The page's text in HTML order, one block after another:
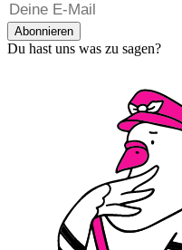
Abonnieren
Du hast uns was zu sagen?